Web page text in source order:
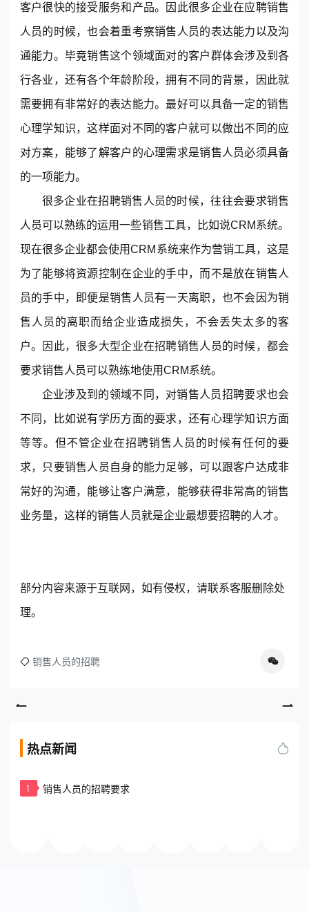
客户很快的接受服务和产品。因此很多企业在应聘销售
人员的时候，也会着重考察销售人员的表达能力以及沟
通能力。毕竟销售这个领域面对的客户群体会涉及到各
行各业，还有各个年龄阶段，拥有不同的背景，因此就
需要拥有非常好的表达能力。最好可以具备一定的销售
心理学知识，这样面对不同的客户就可以做出不同的应
对方案，能够了解客户的心理需求是销售人员必须具备
的一项能力。
很多企业在招聘销售人员的时候，往往会要求销售
人员可以熟练的运用一些销售工具，比如说CRM系统。
现在很多企业都会使用CRM 系统来作为营销工具，这是
为了能够将资源控制在企业的手中，而不是放在销售人
员的手中，即便是销售人员有一天离职，也不会因为销
售人员的离职而给企业造成损失，不会丢失太多的客
户。因此，很多大型企业在招聘销售人员的时候，都会
要求销售人员可以熟练地使用CRM系统。
企业涉及到的领域不同，对销售人员招聘要求也会
不同，比如说有学历方面的要求，还有心理学知识方面
等等。但不管企业在招聘销售人员的时候有任何的要
求，只要销售人员自身的能力足够，可以跟客户达成非
常好的沟通，能够让客户满意，能够获得非常高的销售
业务量，这样的销售人员就是企业最想要招聘的人才。
部分内容来源于互联网，如有侵权，请联系客服删除处
理。
销售人员的招聘
热点新闻
1 销售人员的招聘要求